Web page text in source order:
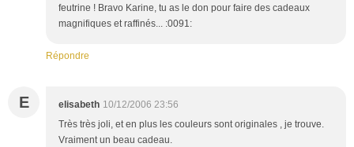
feutrine ! Bravo Karine, tu as le don pour faire des cadeaux
magnifiques et raffinés... :0091:
Répondre
E elisabeth 10/12/2006 23:56
Très très joli, et en plus les couleurs sont originales , je trouve.
Vraiment un beau cadeau.